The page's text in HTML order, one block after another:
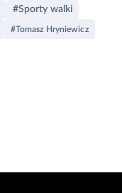
#Sporty walki
#Tomasz Hryniewicz